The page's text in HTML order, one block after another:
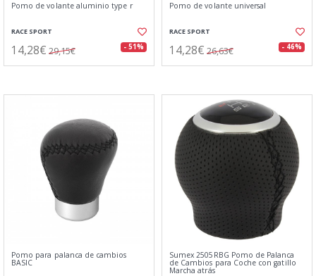
Pomo de volante aluminio type r
RACE SPORT
14,28€ 29,15€ - 51%
Pomo de volante universal
RACE SPORT
14,28€ 26,63€ - 46%
Pomo para palanca de cambios
BASIC
Sumex 2505RBG Pomo de Palanca
de Cambios para Coche con gatillo
Marcha atrás